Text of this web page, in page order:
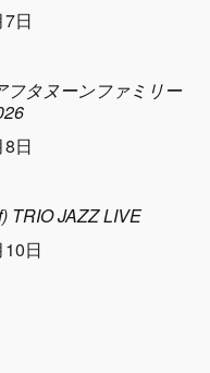
日
フタヌーンファミリー
日
TRIO JAZZ LIVE
日